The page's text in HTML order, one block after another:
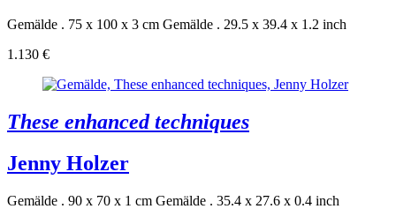
Gemälde . 75 x 100 x 3 cm Gemälde . 29.5 x 39.4 x 1.2 inch
1.130 €
These enhanced techniques
Jenny Holzer
Gemälde . 90 x 70 x 1 cm Gemälde . 35.4 x 27.6 x 0.4 inch